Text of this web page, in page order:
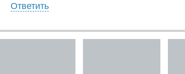
Ответить